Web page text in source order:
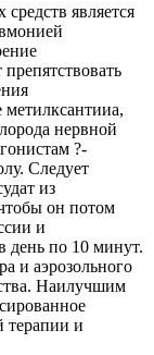
является
нервной
?-
Следует
из
он потом
и
день по 10 минут.
и аэрозольного
Наилучшим
терапии и